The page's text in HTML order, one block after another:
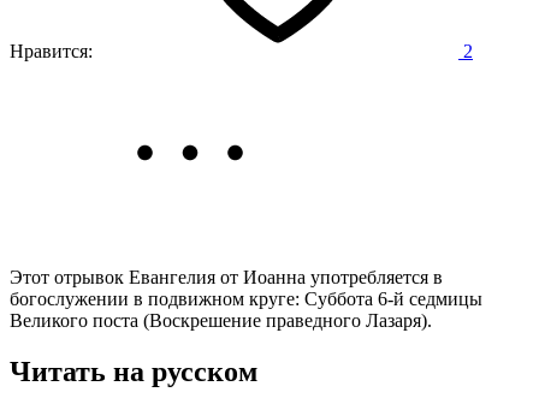
Нравится: 2
Этот отрывок Евангелия от Иоанна употребляется в
богослужении в подвижном круге: Суббота 6-й седмицы
Великого поста (Воскрешение праведного Лазаря).
Читать на русском